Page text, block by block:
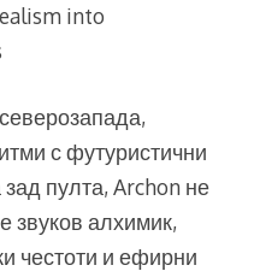
into
с футуристични
пулта, Archon не
звуков алхимик,
честоти и ефирни